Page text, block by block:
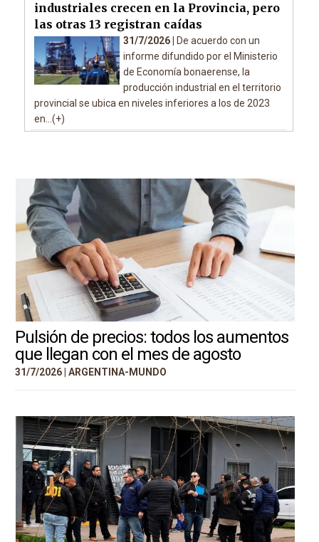
industriales crecen en la Provincia, pero
las otras 13 registran caídas
31/7/2026 |
De acuerdo con un
informe difundido por el Ministerio
de Economía bonaerense, la
producción industrial en el territorio
provincial se ubica en niveles inferiores a los de 2023
en...(+)
Pulsión de precios: todos los aumentos
que llegan con el mes de agosto
31/7/2026 | ARGENTINA-MUNDO